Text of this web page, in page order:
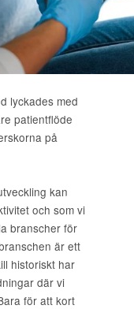
lyckades med
patientflöde
på
kan
och som vi
branscher för
är ett
historiskt har
där vi
för att kort